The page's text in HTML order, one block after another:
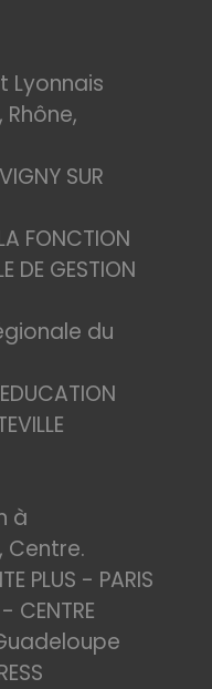
Lyonnais
Rhône,
SUR
FONCTION
DE GESTION
du
à
Centre.
PLUS - PARIS
CENTRE